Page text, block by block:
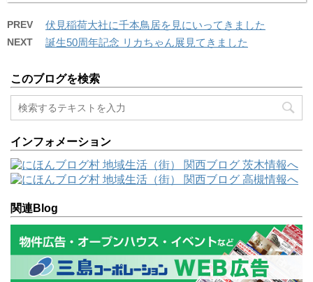
PREV 伏見稲荷大社に千本鳥居を見にいってきました
NEXT 誕生50周年記念 リカちゃん展見てきました
このブログを検索
インフォメーション
関連Blog